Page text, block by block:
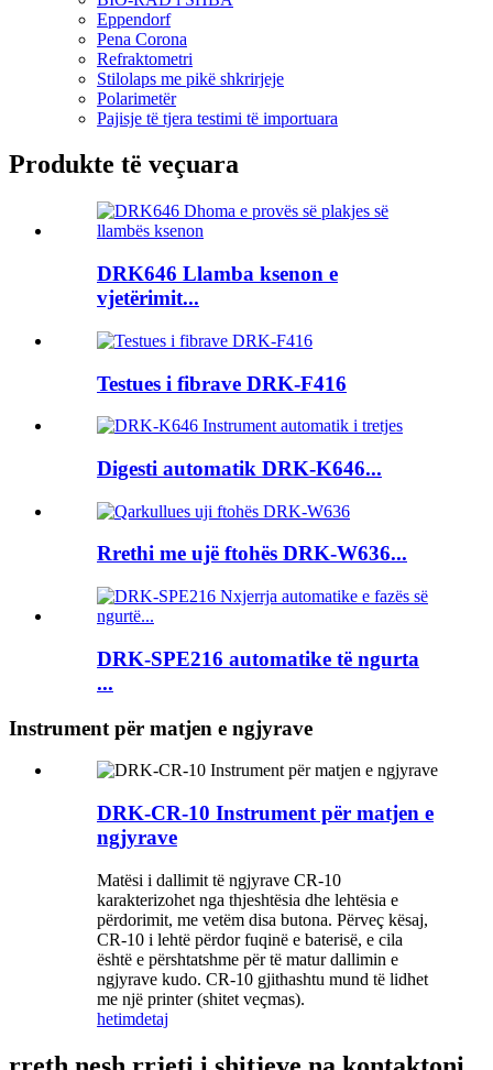
Eppendorf
Pena Corona
Refraktometri
Stilolaps me pikë shkrirjeje
Polarimetër
Pajisje të tjera testimi të importuara
Produkte të veçuara
DRK646 Llamba ksenon e
vjetërimit...
Testues i fibrave DRK-F416
Digesti automatik DRK-K646...
Rrethi me ujë ftohës DRK-W636...
DRK-SPE216 automatike të ngurta
...
Instrument për matjen e ngjyrave
DRK-CR-10 Instrument për matjen e
ngjyrave
Matësi i dallimit të ngjyrave CR-10
karakterizohet nga thjeshtësia dhe lehtësia e
përdorimit, me vetëm disa butona. Përveç kësaj,
CR-10 i lehtë përdor fuqinë e baterisë, e cila
është e përshtatshme për të matur dallimin e
ngjyrave kudo. CR-10 gjithashtu mund të lidhet
me një printer (shitet veçmas).
hetimdetaj